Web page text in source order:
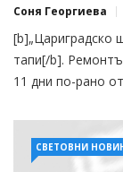
Соня Георгиева
[b]„Цариградско
тапи[/b].
11 дни по-рано
СВЕТОВНИ